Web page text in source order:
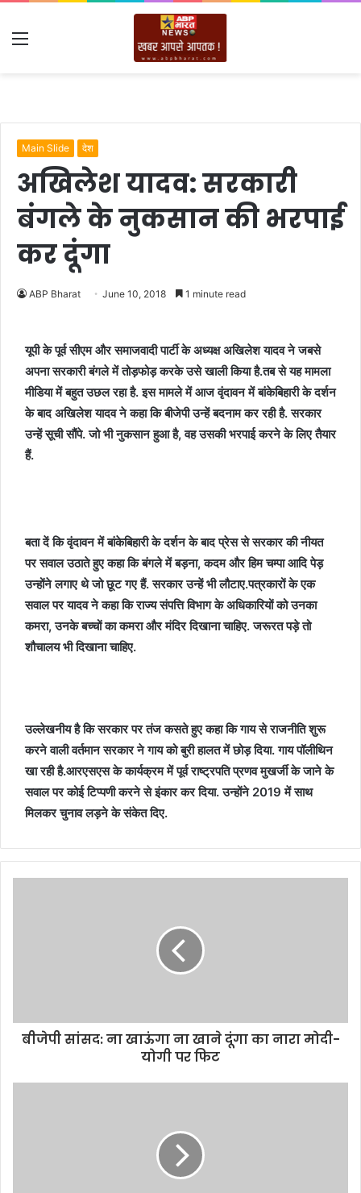
Menu
Main Slide देश
अखिलेश यादव: सरकारी
बंगले के नुकसान की भरपाई
कर दूंगा
ABP Bharat June 10, 2018 1 minute read
यूपी के पूर्व सीएम और समाजवादी पार्टी के अध्यक्ष अखिलेश यादव ने जबसे
अपना सरकारी बंगले में तोड़फोड़ करके उसे खाली किया है.तब से यह मामला
मीडिया में बहुत उछल रहा है. इस मामले में आज वृंदावन में बांकेबिहारी के दर्शन
के बाद अखिलेश यादव ने कहा कि बीजेपी उन्हें बदनाम कर रही है. सरकार
उन्हें सूची सौंपे. जो भी नुकसान हुआ है, वह उसकी भरपाई करने के लिए तैयार
हैं.
बता दें कि वृंदावन में बांकेबिहारी के दर्शन के बाद प्रेस से सरकार की नीयत
पर सवाल उठाते हुए कहा कि बंगले में बड़ना, कदम और हिम चम्पा आदि पेड़
उन्होंने लगाए थे जो छूट गए हैं. सरकार उन्हें भी लौटाए.पत्रकारों के एक
सवाल पर यादव ने कहा कि राज्य संपत्ति विभाग के अधिकारियों को उनका
कमरा, उनके बच्चों का कमरा और मंदिर दिखाना चाहिए. जरूरत पड़े तो
शौचालय भी दिखाना चाहिए.
उल्लेखनीय है कि सरकार पर तंज कसते हुए कहा कि गाय से राजनीति शुरू
करने वाली वर्तमान सरकार ने गाय को बुरी हालत में छोड़ दिया. गाय पॉलीथिन
खा रही है.आरएसएस के कार्यक्रम में पूर्व राष्ट्रपति प्रणव मुखर्जी के जाने के
सवाल पर कोई टिप्पणी करने से इंकार कर दिया. उन्होंने 2019 में साथ
मिलकर चुनाव लड़ने के संकेत दिए.
बीजेपी सांसद: ना खाऊंगा ना खाने दूंगा का नारा मोदी-
योगी पर फिट